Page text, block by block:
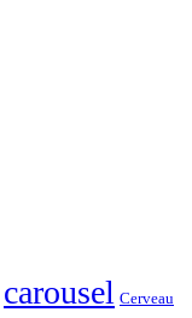
carousel Cerveau